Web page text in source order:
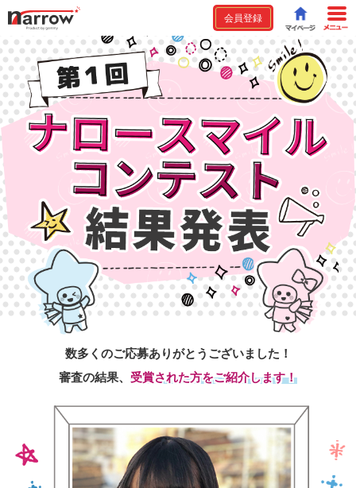
会員登録
数多くのご応募ありがとうございました！
審査の結果、 受賞された方をご紹介します！